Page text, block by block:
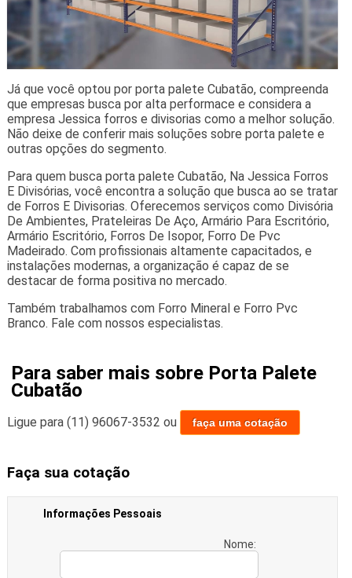
Já que você optou por porta palete Cubatão, compreenda
que empresas busca por alta performace e considera a
empresa Jessica forros e divisorias como a melhor solução.
Não deixe de conferir mais soluções sobre porta palete e
outras opções do segmento.
Para quem busca porta palete Cubatão, Na Jessica Forros
E Divisórias, você encontra a solução que busca ao se tratar
de Forros E Divisorias. Oferecemos serviços como Divisória
De Ambientes, Prateleiras De Aço, Armário Para Escritório,
Armário Escritório, Forros De Isopor, Forro De Pvc
Madeirado. Com profissionais altamente capacitados, e
instalações modernas, a organização é capaz de se
destacar de forma positiva no mercado.
Também trabalhamos com Forro Mineral e Forro Pvc
Branco. Fale com nossos especialistas.
Para saber mais sobre Porta Palete
Cubatão
Ligue para (11) 96067-3532 ou faça uma cotação
Faça sua cotação
Informações Pessoais
Nome: